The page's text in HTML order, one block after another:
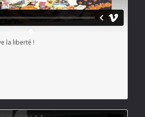
la liberté !